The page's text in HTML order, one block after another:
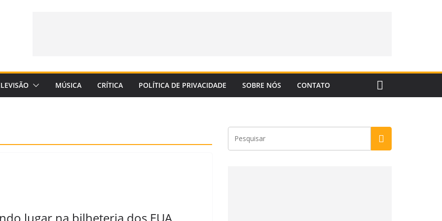
MÚSICA CRÍTICA POLÍTICA DE PRIVACIDADE SOBRE NÓS CONTATO